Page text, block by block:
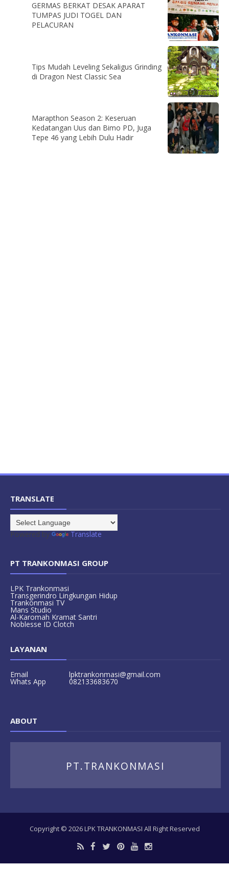
GERMAS BERKAT DESAK APARAT
TUMPAS JUDI TOGEL DAN
PELACURAN
Tips Mudah Leveling Sekaligus Grinding
di Dragon Nest Classic Sea
Marapthon Season 2: Keseruan
Kedatangan Uus dan Bimo PD, Juga
Tepe 46 yang Lebih Dulu Hadir
TRANSLATE
Powered by Translate
PT TRANKONMASI GROUP
LPK Trankonmasi
Transgerindro Lingkungan Hidup
Trankonmasi TV
Mans Studio
Al-Karomah Kramat Santri
Noblesse ID Clotch
LAYANAN
Email lpktrankonmasi@gmail.com
Whats App 082133683670
ABOUT
PT.TRANKONMASI
Copyright © 2026LPK TRANKONMASI All Right Reserved